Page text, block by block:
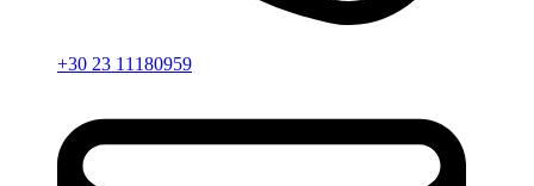
+30 23 11180959